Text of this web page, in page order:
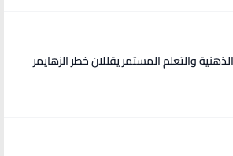
والتعلم المستمر يقللان خطر الزهايمر